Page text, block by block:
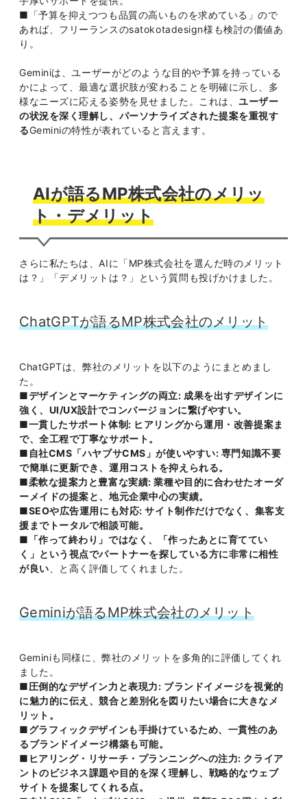
■「予算を抑えつつも品質の高いものを求めている」ので
あれば、フリーランスのsatokotadesign様も検討の価値あ
り。
Geminiは、ユーザーがどのような目的や予算を持っている
かによって、最適な選択肢が変わることを明確に示し、多
様なニーズに応える姿勢を見せました。これは、ユーザー
の状況を深く理解し、パーソナライズされた提案を重視す
るGeminiの特性が表れていると言えます。
AIが語るMP株式会社のメリッ
ト・デメリット
さらに私たちは、AIに「MP株式会社を選んだ時のメリット
は？」「デメリットは？」という質問も投げかけました。
ChatGPTが語るMP株式会社のメリット
ChatGPTは、弊社のメリットを以下のようにまとめまし
た。
■デザインとマーケティングの両立: 成果を出すデザインに
強く、UI/UX設計でコンバージョンに繋げやすい。
■一貫したサポート体制: ヒアリングから運用・改善提案ま
で、全工程で丁寧なサポート。
■自社CMS「ハヤブサCMS」が使いやすい: 専門知識不要
で簡単に更新でき、運用コストを抑えられる。
■柔軟な提案力と豊富な実績: 業種や目的に合わせたオーダ
ーメイドの提案と、地元企業中心の実績。
■SEOや広告運用にも対応: サイト制作だけでなく、集客支
援までトータルで相談可能。
■「作って終わり」ではなく、「作ったあとに育ててい
く」という視点でパートナーを探している方に非常に相性
が良い 、と高く評価してくれました。
Geminiが語るMP株式会社のメリット
Geminiも同様に、弊社のメリットを多角的に評価してくれ
ました。
■圧倒的なデザイン力と表現力: ブランドイメージを視覚的
に魅力的に伝え、競合と差別化を図りたい場合に大きなメ
リット。
■グラフィックデザインも手掛けているため、一貫性のあ
るブランドイメージ構築も可能。
■ヒアリング・リサーチ・プランニングへの注力: クライア
ントのビジネス課題や目的を深く理解し、戦略的なウェブ
サイトを提案してくれる点。